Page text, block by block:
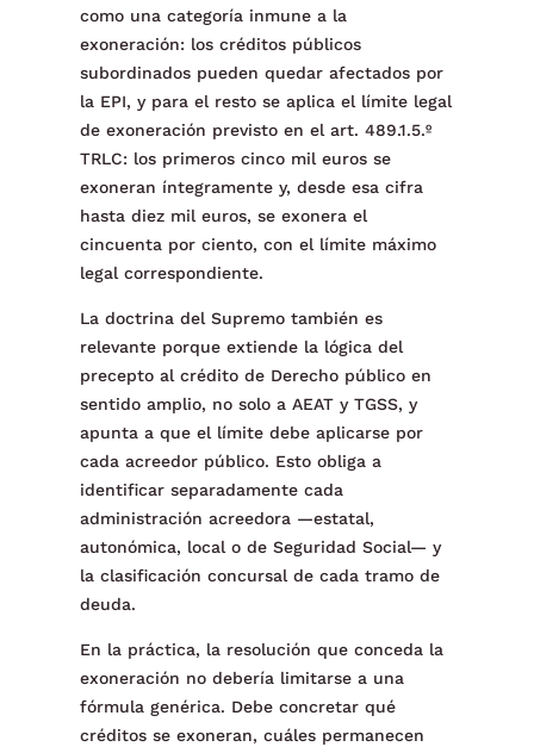
como una categoría inmune a la
exoneración: los créditos públicos
subordinados pueden quedar afectados por
la EPI, y para el resto se aplica el límite legal
de exoneración previsto en el art. 489.1.5.º
TRLC: los primeros cinco mil euros se
exoneran íntegramente y, desde esa cifra
hasta diez mil euros, se exonera el
cincuenta por ciento, con el límite máximo
legal correspondiente.
La doctrina del Supremo también es
relevante porque extiende la lógica del
precepto al crédito de Derecho público en
sentido amplio, no solo a AEAT y TGSS, y
apunta a que el límite debe aplicarse por
cada acreedor público. Esto obliga a
identificar separadamente cada
administración acreedora —estatal,
autonómica, local o de Seguridad Social— y
la clasificación concursal de cada tramo de
deuda.
En la práctica, la resolución que conceda la
exoneración no debería limitarse a una
fórmula genérica. Debe concretar qué
créditos se exoneran, cuáles permanecen